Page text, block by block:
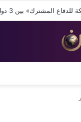
المشترك» بين 3 دول إسلامية